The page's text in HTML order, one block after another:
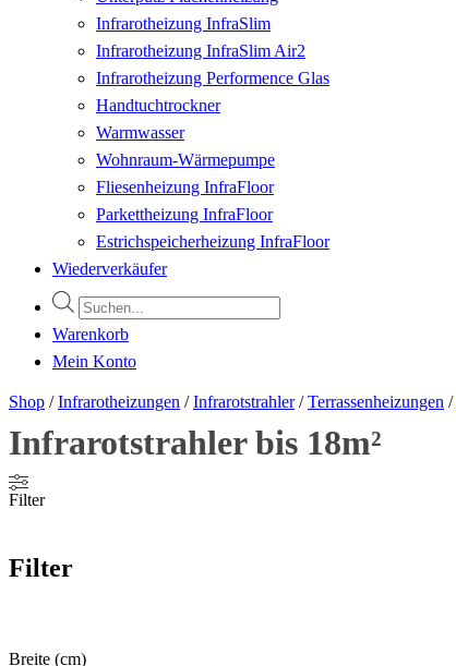
Infrarotheizung InfraSlim
Infrarotheizung InfraSlim Air2
Infrarotheizung Performence Glas
Handtuchtrockner
Warmwasser
Wohnraum-Wärmepumpe
Fliesenheizung InfraFloor
Parkettheizung InfraFloor
Estrichspeicherheizung InfraFloor
Wiederverkäufer
Products
search
Warenkorb
Mein Konto
Shop /Infrarotheizungen /Infrarotstrahler/Terrassenheizungen /
Infrarotstrahler bis 18m²
Filter
Filter
Breite (cm)